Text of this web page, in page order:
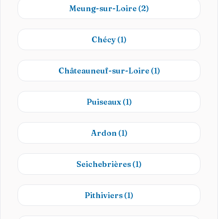
Meung-sur-Loire (2)
Chécy (1)
Châteauneuf-sur-Loire (1)
Puiseaux (1)
Ardon (1)
Seichebrières (1)
Pithiviers (1)